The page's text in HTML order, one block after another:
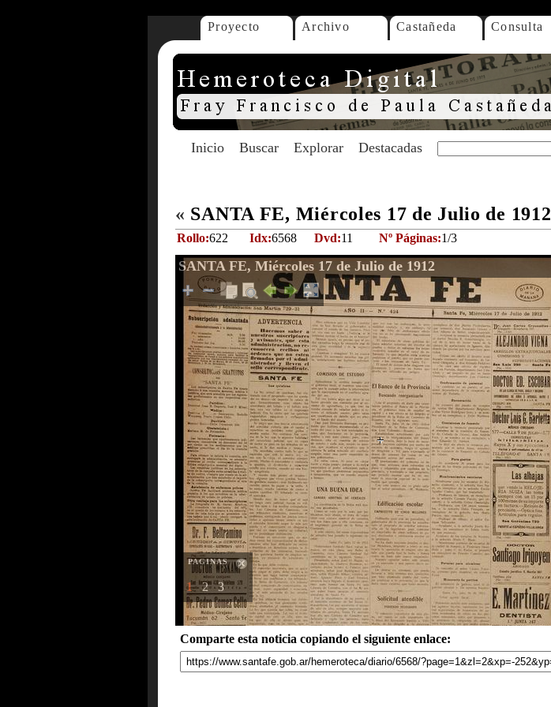
Proyecto Archivo Castañeda Consulta
Inicio Buscar Explorar Destacadas
« SANTA FE, Miércoles 17 de Julio de 1912
Rollo:622 Idx:6568 Dvd:11 Nº Páginas:1/3
SANTA FE, Miércoles 17 de Julio de 1912
PAGINAS
1 2 3
Comparte esta noticia copiando el siguiente enlace: